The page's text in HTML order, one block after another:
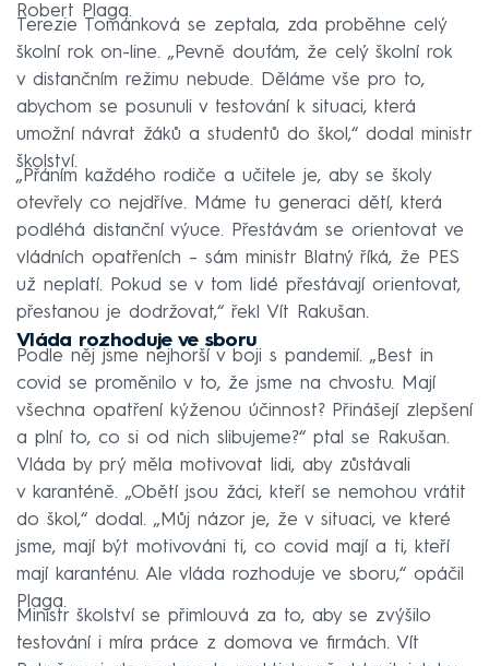
Robert Plaga.
Terezie Tománková se zeptala, zda proběhne celý
školní rok on-line. „Pevně doufám, že celý školní rok
v distančním režimu nebude. Děláme vše pro to,
abychom se posunuli v testování k situaci, která
umožní návrat žáků a studentů do škol,“ dodal ministr
školství.
„Přáním každého rodiče a učitele je, aby se školy
otevřely co nejdříve. Máme tu generaci dětí, která
podléhá distanční výuce. Přestávám se orientovat ve
vládních opatřeních – sám ministr Blatný říká, že PES
už neplatí. Pokud se v tom lidé přestávají orientovat,
přestanou je dodržovat,“ řekl Vít Rakušan.
Vláda rozhoduje ve sboru
Podle něj jsme nejhorší v boji s pandemií. „Best in
covid se proměnilo v to, že jsme na chvostu. Mají
všechna opatření kýženou účinnost? Přinášejí zlepšení
a plní to, co si od nich slibujeme?“ ptal se Rakušan.
Vláda by prý měla motivovat lidi, aby zůstávali
v karanténě. „Obětí jsou žáci, kteří se nemohou vrátit
do škol,“ dodal. „Můj názor je, že v situaci, ve které
jsme, mají být motivováni ti, co covid mají a ti, kteří
mají karanténu. Ale vláda rozhoduje ve sboru,“ opáčil
Plaga.
Ministr školství se přimlouvá za to, aby se zvýšilo
testování i míra práce z domova ve firmách. Vít